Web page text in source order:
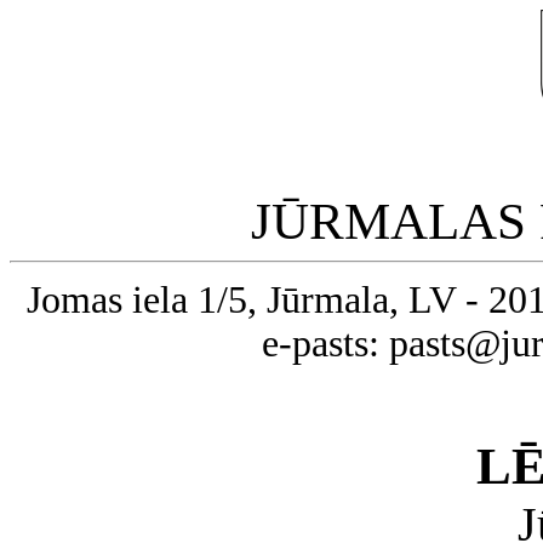
JŪRMALAS
Jomas iela 1/5, Jūrmala, LV -
e-pasts: